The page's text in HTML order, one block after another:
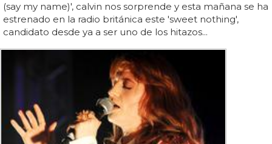
(say my name)', calvin nos sorprende y esta mañana se ha
estrenado en la radio británica este 'sweet nothing',
candidato desde ya a ser uno de los hitazos...